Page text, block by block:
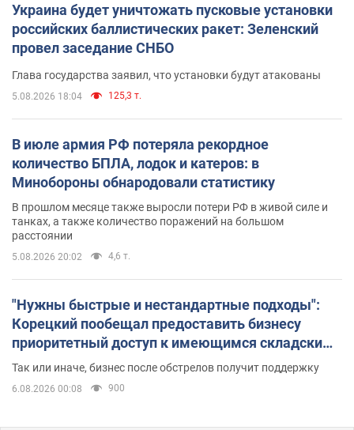
Украина будет уничтожать пусковые установки
российских баллистических ракет: Зеленский
провел заседание СНБО
Глава государства заявил, что установки будут атакованы
5.08.2026 18:04 125,3 т.
В июле армия РФ потеряла рекордное
количество БПЛА, лодок и катеров: в
Минобороны обнародовали статистику
В прошлом месяце также выросли потери РФ в живой силе и
танках, а также количество поражений на большом
расстоянии
5.08.2026 20:02 4,6 т.
"Нужны быстрые и нестандартные подходы":
Корецкий пообещал предоставить бизнесу
приоритетный доступ к имеющимся складским
помещениям
Так или иначе, бизнес после обстрелов получит поддержку
6.08.2026 00:08 900